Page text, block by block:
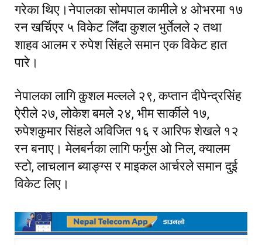
गरेका थिए।नेपालका सोमपाल कामीले ४ ओभरमा १७
रन खर्चिएर ५ विकेट लिँदा कुशल भुर्तेलले २ तथा
शाहव आलम र रुपेश सिंहले समान एक विकेट हात
पारे।
नेपालका लागि कुशल मल्लले २९, कप्तान दीपेन्द्रसिंह
ऐरीले २७, लोकेश बमले २४, भीम सार्कीले १७,
रुपेशकुमार सिंहले अविजित १६ र आरिफ शेखले १२
रन बनाए। मेलबर्नका लागि फर्गुस ओ निल, क्यालम
स्टो, लाचलान ब्याङ्ग्स र माइकल आर्चरले समान दुई
विकेट लिए।